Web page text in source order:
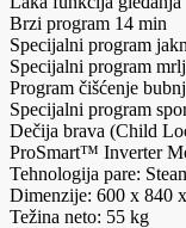
Brzi program 14 min
Specijalni program
Specijalni program
Program čišćenje
Specijalni program
Dečija brava (Child
ProSmart™ Inverter
Tehnologija pare:
Dimenzije: 600 x 840
Težina neto: 55 kg